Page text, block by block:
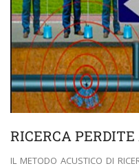
RICERCA PERDITE
IL METODO ACUSTICO DI